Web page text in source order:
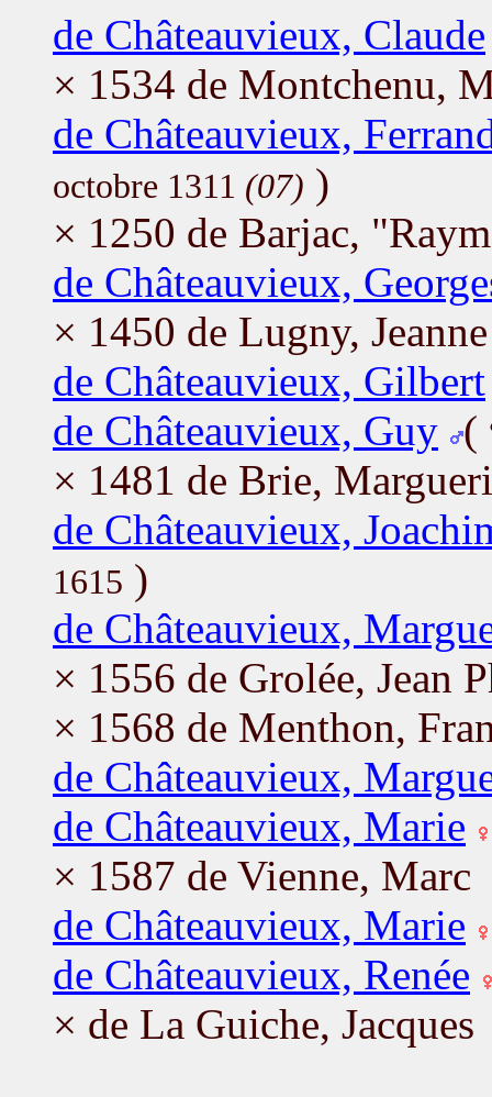
de Châteauvieux, Claude
× 1534 de Montchenu,
de Châteauvieux,
octobre 1311 (07) )
× 1250 de Barjac,
de Châteauvieux,
× 1450 de Lugny, Jeanne
de Châteauvieux, Gilbert
de Châteauvieux, Guy (
× 1481 de Brie,
de Châteauvieux,
1615 )
de Châteauvieux,
× 1556 de Grolée, Jean
× 1568 de Menthon,
de Châteauvieux,
de Châteauvieux, Marie
× 1587 de Vienne, Marc
de Châteauvieux, Marie
de Châteauvieux, Renée
× de La Guiche, Jacques